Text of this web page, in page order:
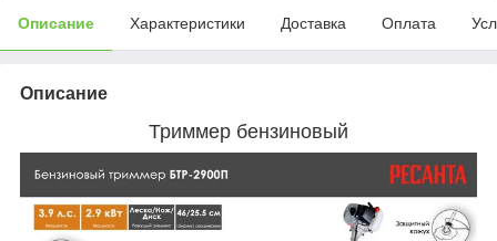
Описание Характеристики Доставка Оплата
Описание
Триммер бензиновый